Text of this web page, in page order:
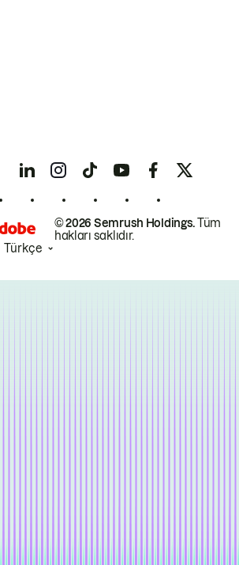
© 2026 Semrush Holdings.Tüm
hakları saklıdır.
Türkçe